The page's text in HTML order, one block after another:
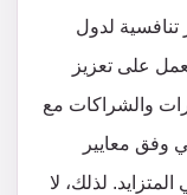
تنافسية لدول
على تعزيز
والشراكات مع
وفق معايير
لذلك، لا